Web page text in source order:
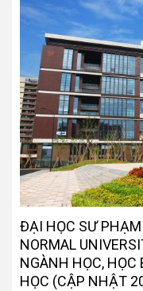
ĐẠI HỌC SƯ
NORMAL
NGÀNH HỌC, HỌC
HỌC (CẬP NHẬT